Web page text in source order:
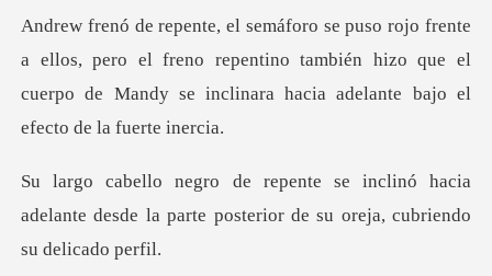
s, pero el freno repentino también hizo que el
cuerpo de Mandy
nó hacia
adelante desde la parte posterior